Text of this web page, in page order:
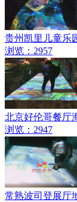
贵州凯里儿童乐
浏览：2957
北京好伦哥餐厅
浏览：2947
常熟波司登展厅